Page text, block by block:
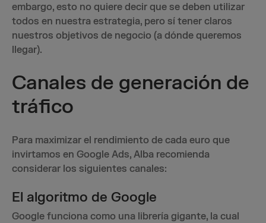
embargo, esto no quiere decir que se deben utilizar
todos en nuestra estrategia, pero sí tener claros
nuestros objetivos de negocio (a dónde queremos
llegar).
Canales de generación de
tráfico
Para maximizar el rendimiento de cada euro que
invirtamos en Google Ads, Alba recomienda
considerar los siguientes canales:
El algoritmo de Google
Google funciona como una librería gigante, la cual